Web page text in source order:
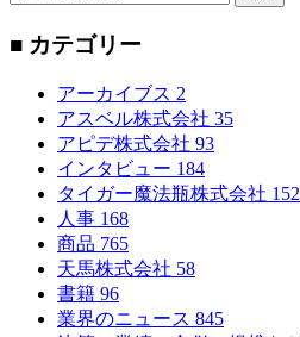
■ カテゴリー
アーカイブス 2
アスベル株式会社 35
アピデ株式会社 93
インタビュー 184
タイガー魔法瓶株式会社 152
人事 168
商品 765
天馬株式会社 58
書籍 96
業界のニュース 845